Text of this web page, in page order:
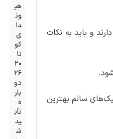
و باید به نکات
سالم بهترین
هی
ون
دا
ی
کو
نا
۲۰
۲۶
دو
بار
ه
تأی
ید
ش